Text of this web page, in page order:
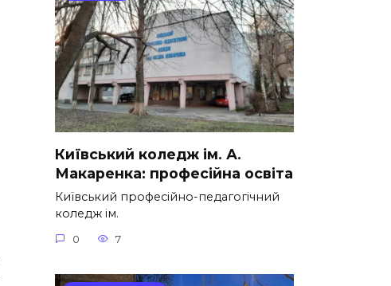
Київський коледж ім. А.
Макаренка: професійна освіта
Київський професійно-педагогічний
коледж ім.
0 7